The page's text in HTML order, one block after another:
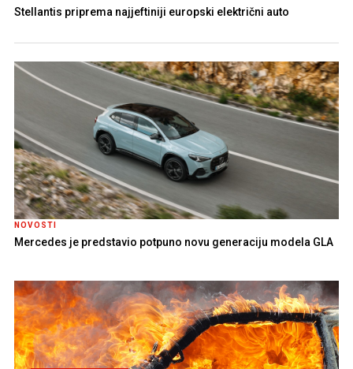
Stellantis priprema najjeftiniji europski električni auto
NOVOSTI
Mercedes je predstavio potpuno novu generaciju modela GLA